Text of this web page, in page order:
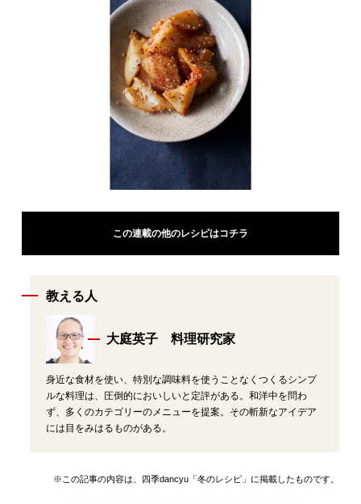
この連載の他のレシピはコチラ
教える人
大庭英子 料理研究家
身近な食材を使い、特別な調味料を使うことなくつくるシンプ
ルな料理は、圧倒的においしいと定評がある。和洋中を問わ
ず、多くのカテゴリーのメニューを提案。その斬新なアイデア
には目をみはるものがある。
※この記事の内容は、四季dancyu「冬のレシピ」に掲載したものです。